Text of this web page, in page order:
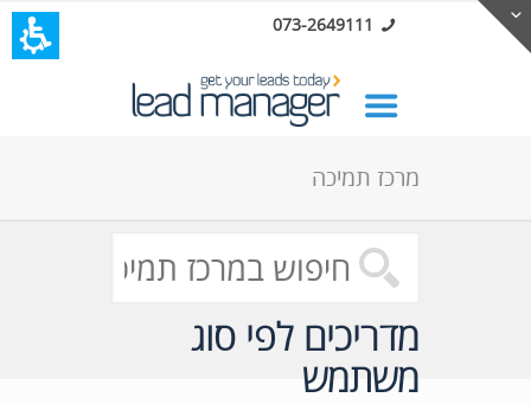
073-2649111
מרכז תמיכה
מדריכים לפי סוג
משתמש